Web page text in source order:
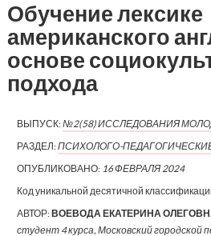
Обучение лексике
американского
основе
подхода
ВЫПУСК:№2(58) ИССЛЕДОВАНИЯ
РАЗДЕЛ:ПСИХОЛОГО-
ОПУБЛИКОВАНО: 16 ФЕВРАЛЯ 2024
Код уникальной десятичной
АВТОР:ВОЕВОДА ЕКАТЕРИНА
студент 4 курса, Московский городской